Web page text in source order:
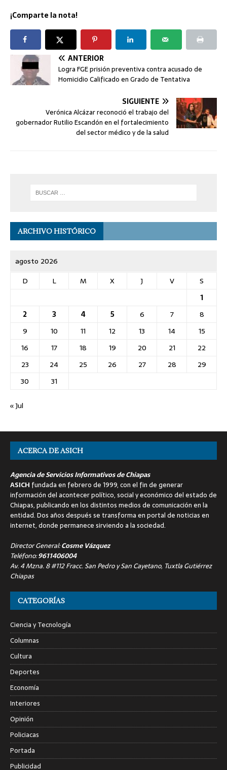
¡Comparte la nota!
ANTERIOR
Logra FGE prisión preventiva contra acusado de
Homicidio Calificado en Grado de Tentativa
SIGUIENTE
Verónica Alcázar reconoció el trabajo del
gobernador Rutilio Escandón en el fortalecimiento
del sector médico y de la salud
ARCHIVO HISTÓRICO
agosto 2026
D
L M X J V
S
1
2
3 4 5 6 7
8
9
10 11 12 13 14
15
16
17 18 19 20 21
22
23
24 25 26 27 28
29
30
31
« Jul
ACERCA DE ASICH
Agencia de Servicios Informativos de Chiapas
ASICH fundada en febrero de 1999, con el fin de generar
información del acontecer político, social y económico del estado de
Chiapas, publicando en los distintos medios de comunicación en la
entidad. Dos años después se transforma en portal de noticias en
internet, donde permanece sirviendo a la sociedad.
Director General:Cosme Vázquez
Teléfono:9611406004
Av. 4 Mzna. 8 #112 Fracc. San Pedro y San Cayetano, Tuxtla Gutiérrez
Chiapas
CATEGORÍAS
Ciencia y Tecnología
Columnas
Cultura
Deportes
Economía
Interiores
Opinión
Policiacas
Portada
Publicidad